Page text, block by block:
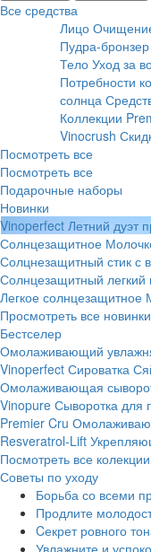
Все средства
Лицо
Пудра-бронзер
Тело Уход за
Потребности
солнца
Коллекции
Vinocrush
Посмотреть все
Посмотреть все
Подарочные наборы
Новинки
Vinoperfect Летний дуэт
Солнцезащитное
Солцнезащитный стик с
Солнцезащитный легкий
Легкое солнцезащитное
Просмотреть все новинки
Бестселер
Омолаживающий
Vinoperfect Сироватка
Омолаживающая
Vinopure Сыворотка для
Premier Cru
Resveratrol-Lift
Посмотреть все колекции
Советы по уходу
Борьба со всеми
Продлите
Cекрет ровного
Увлажните и